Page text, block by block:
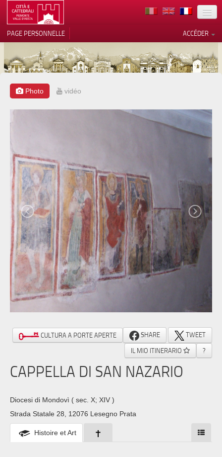
TERRITOIRE
ARCHITECTURE
MUSÉES
ITINÉRAIRES
ACCUEIL
BÉNÉVOLES
CONTACTS
PRESS
ACCÉDER
PAGE PERSONNELLE
Photo vidéo
CULTURA A PORTE APERTE SHARE
TWEET
IL MIO ITINERARIO
?
CAPPELLA DI SAN NAZARIO
Diocesi di Mondovì ( sec. X; XIV )
Strada Statale 28, 12076 Lesegno Prata
Histoire et Art
Notification lors de la collecte
Vos choix en matière de